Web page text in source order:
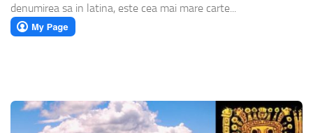
denumirea sa in latina, este cea mai mare carte...